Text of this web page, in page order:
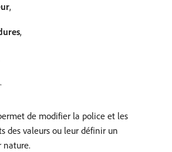
,
,
.
de modifier la police et les
des valeurs ou leur définir un
nature.